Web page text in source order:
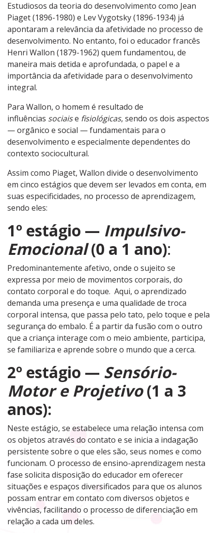
Estudiosos da teoria do desenvolvimento como Jean
Piaget (1896-1980) e Lev Vygotsky (1896-1934) já
apontaram a relevância da afetividade no processo de
desenvolvimento. No entanto, foi o educador francês
Henri Wallon (1879-1962) quem fundamentou, de
maneira mais detida e aprofundada, o papel e a
importância da afetividade para o desenvolvimento
integral.
Para Wallon, o homem é resultado de
influências sociaise fisiológicas, sendo os dois aspectos
— orgânico e social — fundamentais para o
desenvolvimento e especialmente dependentes do
contexto sociocultural.
Assim como Piaget, Wallon divide o desenvolvimento
em cinco estágios que devem ser levados em conta, em
suas especificidades, no processo de aprendizagem,
sendo eles:
1º estágio — Impulsivo-
Emocional(0 a 1 ano):
Predominantemente afetivo, onde o sujeito se
expressa por meio de movimentos corporais, do
contato corporal e do toque. Aqui, o aprendizado
demanda uma presença e uma qualidade de troca
corporal intensa, que passa pelo tato, pelo toque e pela
segurança do embalo. É a partir da fusão com o outro
que a criança interage com o meio ambiente, participa,
se familiariza e aprende sobre o mundo que a cerca.
2º estágio — Sensório-
Motor e Projetivo(1 a 3
anos):
Neste estágio, se estabelece uma relação intensa com
os objetos através do contato e se inicia a indagação
persistente sobre o que eles são, seus nomes e como
funcionam. O processo de ensino-aprendizagem nesta
fase solicita disposição do educador em oferecer
situações e espaços diversificados para que os alunos
possam entrar em contato com diversos objetos e
vivências, facilitando o processo de diferenciação em
relação a cada um deles.